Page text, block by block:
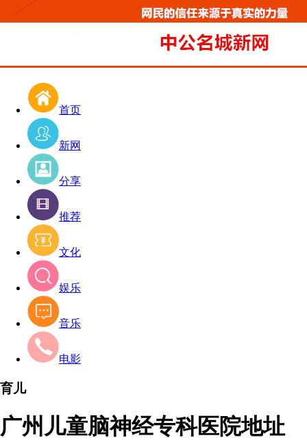
首页
新网
分享
推荐
文化
娱乐
音乐
电影
育儿
广州儿童脑神经专科医院地址